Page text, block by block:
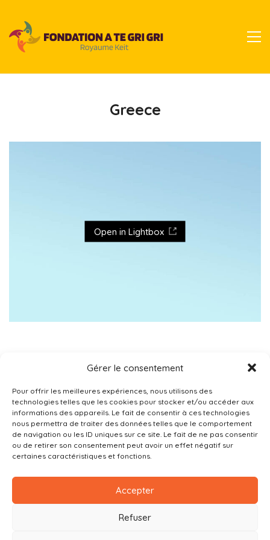
Gérer le consentement
Pour offrir les meilleures expériences, nous utilisons des
technologies telles que les cookies pour stocker et/ou accéder aux
informations des appareils. Le fait de consentir à ces technologies
nous permettra de traiter des données telles que le comportement
de navigation ou les ID uniques sur ce site. Le fait de ne pas consentir
ou de retirer son consentement peut avoir un effet négatif sur
certaines caractéristiques et fonctions.
Accepter
Refuser
Greece
Open in Lightbox